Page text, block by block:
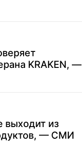
KRAKEN, —
выходит из
— СМИ